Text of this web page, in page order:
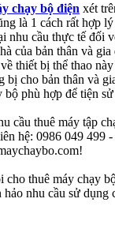
chạy bộ điện xét
là 1 cách rất hợp
nhu cầu thực tế đối
của bản thân và
thiết bị thể thao
bị cho bản thân và
bộ phù hợp để tiện
cầu thuê máy tập
hệ: 0986 049 499 -
cho thuê máy chạy
hảo nhu cầu sử dụng